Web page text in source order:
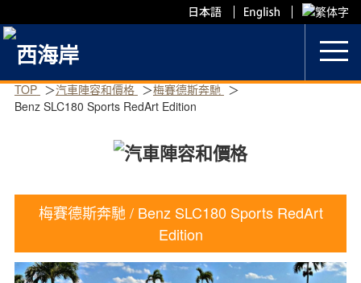
to
content
TOP 汽車陣容和價格
梅賽德斯奔馳
Benz SLC180 Sports RedArt Edition
梅賽德斯奔馳 / Benz SLC180 Sports RedArt
Edition